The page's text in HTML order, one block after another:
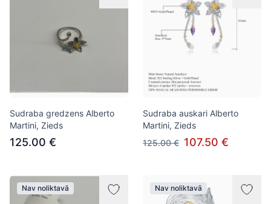
Sudraba gredzens Alberto
Martini, Zieds
125.00 €
Sudraba auskari Alberto
Martini, Zieds
125.00 € 107.50 €
Nav noliktavā Nav noliktavā